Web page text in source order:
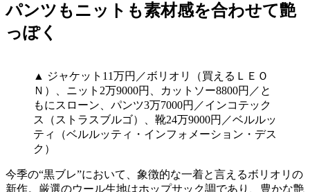
パンツもニットも素材感を合わせて艶
っぽく
▲ ジャケット11万円／ボリオリ（買えるＬＥＯ
Ｎ）、ニット2万9000円、カットソー8800円／と
もにスローン、パンツ3万7000円／インコテック
ス（ストラスブルゴ）、靴24万9000円／ベルルッ
ティ（ベルルッティ・インフォメーション・デス
ク）
今季の“黒ブレ”において、象徴的な一着と言えるボリオリの
新作。厳選のウール生地はホップサック調であり、豊かな艶